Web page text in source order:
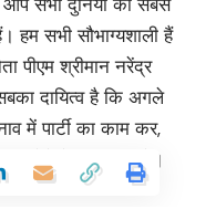
सभी सौभाग्यशाली हैं
पीएम श्रीमान नरेंद्र
दायित्व है कि अगले
में पार्टी का काम कर,
देने में सहभागी बने।